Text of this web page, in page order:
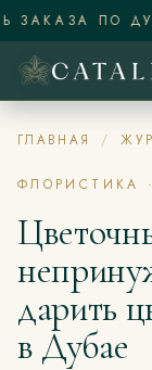
ПО
ГЛАВНАЯ /
ФЛОРИСТИКА
дарить
в Дубае